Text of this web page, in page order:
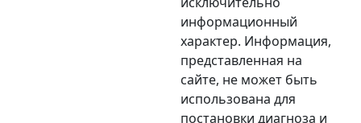
информационный
характер. Информация,
представленная на
сайте, не может быть
использована для
постановки диагноза и